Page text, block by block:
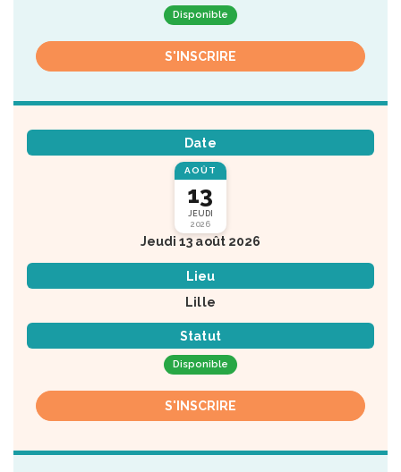
Disponible
S'INSCRIRE
Date
AOÛT
13
JEUDI
2026
Jeudi 13 août 2026
Lieu
Lille
Statut
Disponible
S'INSCRIRE